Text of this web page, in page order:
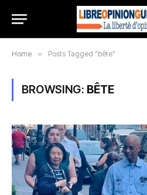
Home » Posts Tagged "bête"
BROWSING: BÊTE